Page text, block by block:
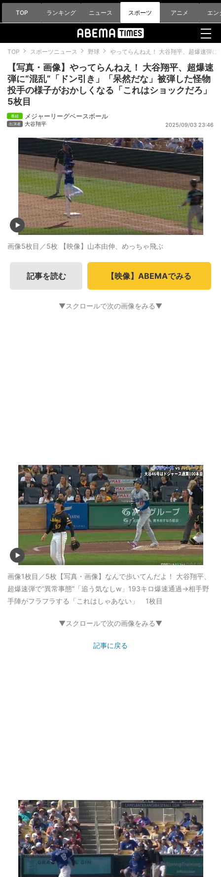
TOP ランキング ニュース スポーツ アニメ エン
TOP スポーツニュース 野球 やってらんねえ！ 大谷翔平、超爆速弾
【写真・画像】やってらんねえ！ 大谷翔平、超爆速
弾に“混乱”「ドン引き」「呆然だな」被弾した怪物
投手の様子がおかしくなる「これはショックだろ」
5枚目
メジャーリーグベースボール
大谷翔平 2025/09/03 23:46
画像5枚目／5枚 【映像】山本由伸、めっちゃ飛ぶ
記事を読む 【映像】ABEMAでみる
▼スクロールで次の画像をみる▼
画像1枚目／5枚 【写真・画像】なんで歩いてんだよ！ 大谷翔平、
超爆速弾で“異常事態”「追う気なしw」193キロ爆速通過→相手野
手陣がフラフラする「これはしゃあない」 1枚目
▼スクロールで次の画像をみる▼
記事に戻る